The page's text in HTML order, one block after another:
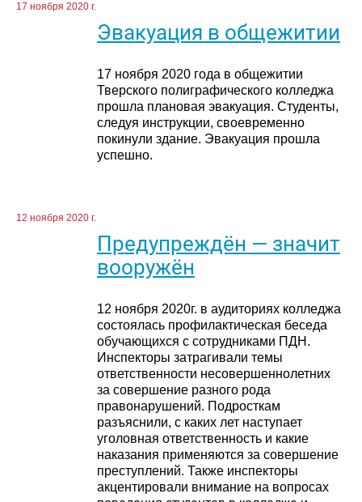
17 ноября 2020 г.
Эвакуация в общежитии
17 ноября 2020 года в общежитии
Тверского полиграфического колледжа
прошла плановая эвакуация. Студенты,
следуя инструкции, своевременно
покинули здание. Эвакуация прошла
успешно.
12 ноября 2020 г.
Предупреждён — значит
вооружён
12 ноября 2020г. в аудиториях колледжа
состоялась профилактическая беседа
обучающихся с сотрудниками ПДН.
Инспекторы затрагивали темы
ответственности несовершеннолетних
за совершение разного рода
правонарушений. Подросткам
разъяснили, с каких лет наступает
уголовная ответственность и какие
наказания применяются за совершение
преступлений. Также инспекторы
акцентировали внимание на вопросах